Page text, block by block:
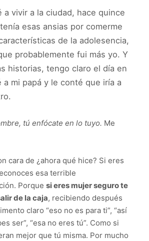
a vivir a la ciudad, hace quince
esas ansias por comerme
de la adolesencia,
probablemente fui más yo. Y
historias, tengo claro el día en
a mi papá y le conté que iría a
tú enfócate en lo tuyo. Me
cara de ¿ahora qué hice? Si eres
esa terrible
Porque si eres mujer seguro te
de la caja, recibiendo después
claro “eso no es para ti”, “así
ser”, “esa no eres tú”. Como si
mejor que tú misma. Por mucho